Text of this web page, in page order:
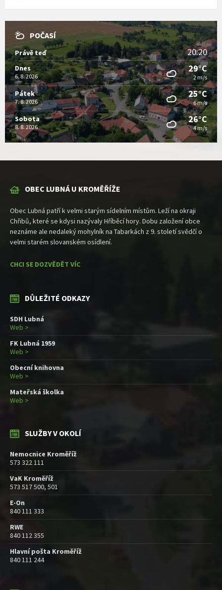
POČASÍ
Právě teď 20:20
Dnes
6. 8. 2026
29°C
2 m/s
Pátek
7. 8. 2026
25°C
6 m/s
Sobota
8. 8. 2026
26°C
4 m/s
OBEC LUBNÁ U KROMĚŘÍŽE
Obec Lubná patří k velmi starým sídelním místům. Leží na okraji
Chřibů, které se kdysi nazývaly Hříběcí hory. Dobu založení obce
neznáme ale nedaleký mohylník na Tabarkách z 9. století svědčí o
velmi starém slovanském osídlení.
CHCI SE DOZVĚDĚT VÍC
DŮLEŽITÉ ODKAZY
SDH Lubná
Web >
FK Lubná 1959
Web >
Obecní knihovna
Web >
Mateřská školka
Web >
SLUŽBY V OKOLÍ
Nemocnice Kroměříž
573 322 111
VaK Kroměříž
573 517 500, 501
E-On
840 111 333
RWE
840 112 355
Hlavní pošta Kroměříž
840 111 244